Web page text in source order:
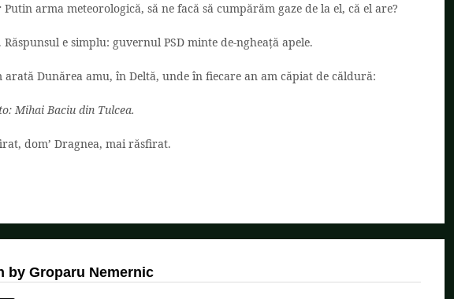
arma meteorologică, să ne facă să cumpărăm gaze de la el, că el are?
e simplu: guvernul PSD minte de-ngheață apele.
arată Dunărea amu, în Deltă, unde în fiecare an am căpiat de căldură:
Mihai Baciu din Tulcea.
dom’ Dragnea, mai răsfirat.
by Groparu Nemernic